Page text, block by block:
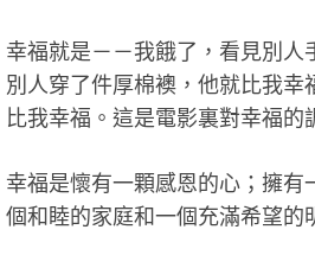
幸福就是－－我餓了，看見別
別人穿了件厚棉襖，他就比我
比我幸福。這是電影裏對幸福的
幸福是懷有一顆感恩的心；擁
個和睦的家庭和一個充滿希望的